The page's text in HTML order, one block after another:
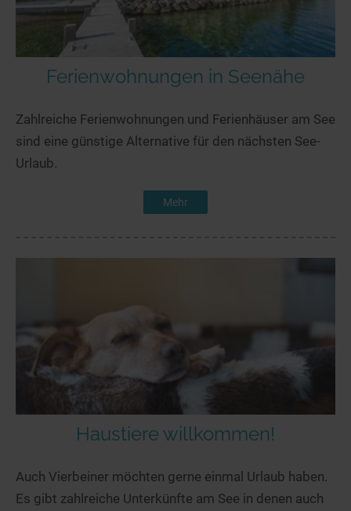
Ferienwohnungen in Seenähe
Zahlreiche Ferienwohnungen und Ferienhäuser am See
sind eine günstige Alternative für den nächsten See-
Urlaub.
Mehr
Haustiere willkommen!
Auch Vierbeiner möchten gerne einmal Urlaub haben.
Es gibt zahlreiche Unterkünfte am See in denen auch